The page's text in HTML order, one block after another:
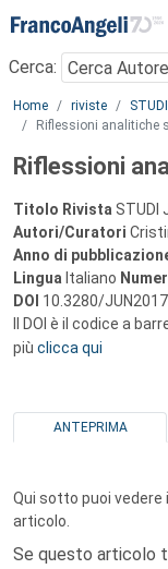
Menu
Cerca:
Main content
Home riviste
Riflessioni analitiche
Riflessioni
Titolo Rivista STUDI
Autori/Curatori
Anno di
Lingua Italiano
DOI 10.3280/
Il DOI è il codice a
più clicca qui
ANTEPRIMA
Qui sotto puoi vedere
articolo.
Se questo articolo